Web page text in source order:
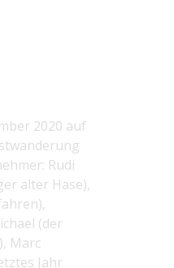
2020 auf
Rudi
alter Hase),
(der
Marc
Jahr